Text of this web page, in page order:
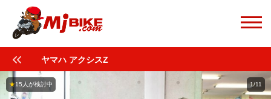
ヤマハ アクシスZ
1/11
★15人が検討中